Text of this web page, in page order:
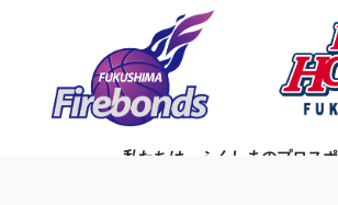
私たちは、ふくしまのプロス